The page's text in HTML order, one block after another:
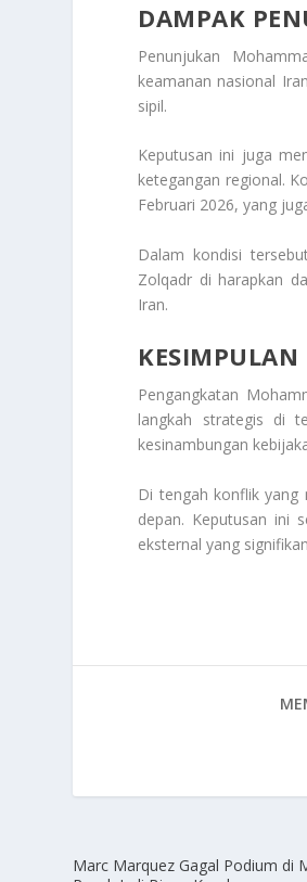
DAMPAK
Penunjukan
keamanan nasional
sipil.
Keputusan ini juga
ketegangan regional.
Februari 2026, yang
Dalam kondisi
Zolqadr di harapkan
Iran.
KESIMPULAN
Pengangkatan
langkah strategis di
kesinambungan
Di tengah konflik yang
depan. Keputusan ini
eksternal yang
Marc Marquez Gagal Podium di